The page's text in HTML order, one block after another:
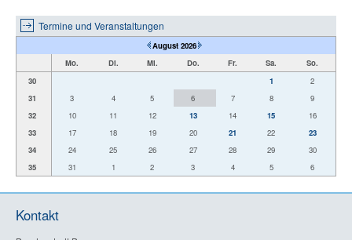
Termine und Veranstaltungen
August 2026
Mo.
Di. Mi. Do. Fr. Sa.
So.
30
1
2
31
3 4 5 6 7 8
9
32
10 11 12 13 14 15
16
33
17 18 19 20 21 22
23
34
24 25 26 27 28 29
30
35
31 1 2 3 4 5 6
Kontakt